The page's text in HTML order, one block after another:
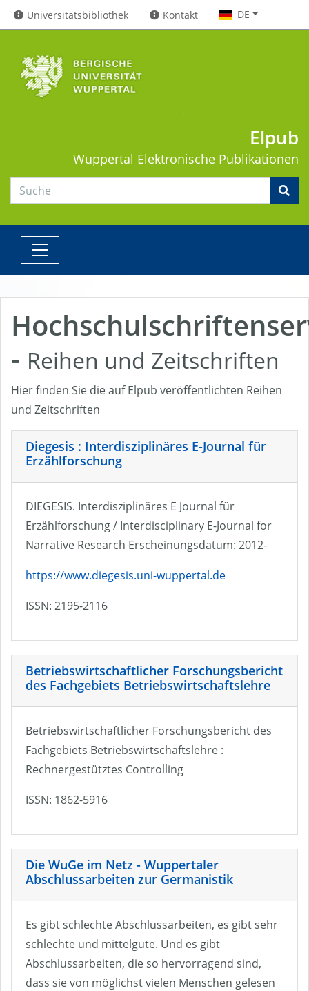
Universitätsbibliothek Kontakt DE
Elpub
Wuppertal Elektronische Publikationen
- Reihen und Zeitschriften
Hier finden Sie die auf Elpub veröffentlichten Reihen
und Zeitschriften
Diegesis : Interdisziplinäres E-Journal für
Erzählforschung
DIEGESIS. Interdisziplinäres E Journal für
Erzählforschung / Interdisciplinary E-Journal for
Narrative Research Erscheinungsdatum: 2012-
https://www.diegesis.uni-wuppertal.de
ISSN: 2195-2116
Betriebswirtschaftlicher Forschungsbericht
des Fachgebiets Betriebswirtschaftslehre
Betriebswirtschaftlicher Forschungsbericht des
Fachgebiets Betriebswirtschaftslehre :
Rechnergestütztes Controlling
ISSN: 1862-5916
Die WuGe im Netz - Wuppertaler
Abschlussarbeiten zur Germanistik
Es gibt schlechte Abschlussarbeiten, es gibt sehr
schlechte und mittelgute. Und es gibt
Abschlussarbeiten, die so hervorragend sind,
dass sie von möglichst vielen Menschen gelesen